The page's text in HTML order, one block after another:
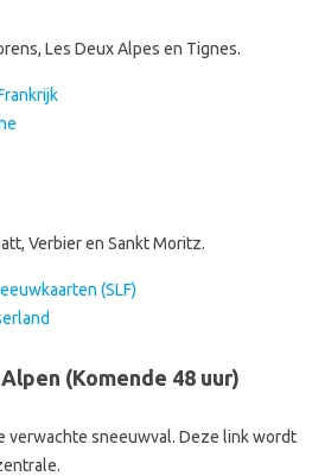
Les Deux Alpes en Tignes.
Verbier en Sankt Moritz.
(SLF)
(Komende 48 uur)
verwachte sneeuwval. Deze link wordt